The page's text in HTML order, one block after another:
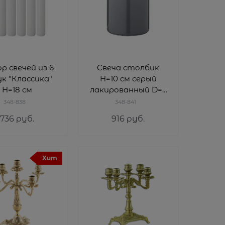
свечей из 6
"Классика"
H=18 см
348-838
736 руб.
Свеча столбик
H=10 см серый
лакированный D=7
см
348-841
916 руб.
Хит